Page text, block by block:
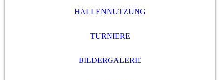
HALLENNUTZUNG
TURNIERE
BILDERGALERIE